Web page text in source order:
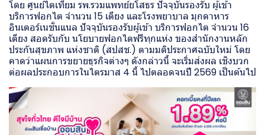
โดย ศูนย์ไตเทียม รพ.รวมแพทย์ยโสธร ปัจจุบันรองรับ ผู้เข้า
บริการฟอกไต จำนวน 15 เตียง และโรงพยาบาล มุกดาหาร
อินเตอร์เนชั่นแนล ปัจจุบันรองรับผู้เข้า บริการฟอกไต จำนวน 16
เตียง สอดรับกับ นโยบายฟอกไตฟรีทุกแห่ง ของสำนักงานหลัก
ประกันสุขภาพ แห่งชาติ (สปสช.) ตามมติประกาศฉบับใหม่ โดย
คาดว่าแผนการขยายธุรกิจต่างๆ ดังกล่าวนี้ จะเริ่มส่งผล เชิงบวก
ต่อผลประกอบการในไตรมาส 4 นี้ ไปตลอดจนปี 2569 เป็นต้นไป